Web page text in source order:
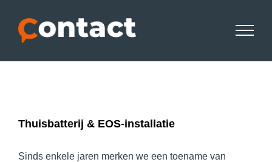
content
Thuisbatterij & EOS-installatie
Sinds enkele jaren merken we een toename van